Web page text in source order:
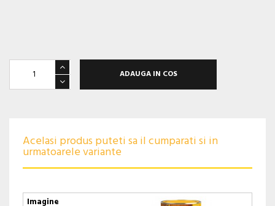
ADAUGA IN COS
Acelasi produs puteti sa il cumparati si in
urmatoarele variante